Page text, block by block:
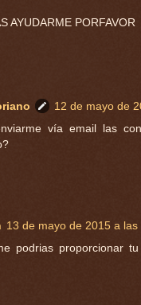
AYUDARME PORFAVOR
12 de mayo de
vía email las
13 de mayo de 2015 a las
podrias proporcionar